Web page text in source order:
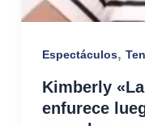
Espectáculos,
Kimberly
enfurece